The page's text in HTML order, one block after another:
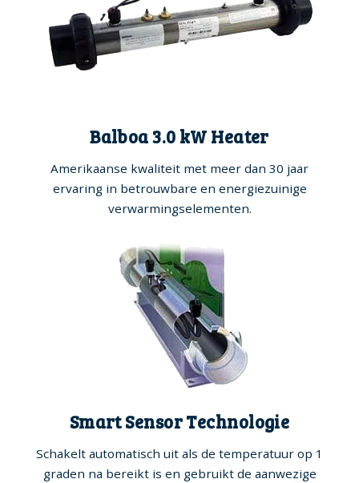
Balboa 3.0 kW Heater
Amerikaanse kwaliteit met meer dan 30 jaar
ervaring in betrouwbare en energiezuinige
verwarmingselementen.
Smart Sensor Technologie
Schakelt automatisch uit als de temperatuur op 1
graden na bereikt is en gebruikt de aanwezige